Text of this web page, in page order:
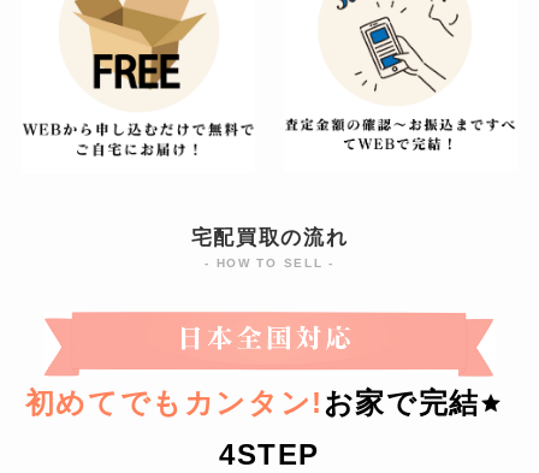
宅配買取の流れ
- HOW TO SELL -
初めてでもカンタン! お家で完結
4STEP